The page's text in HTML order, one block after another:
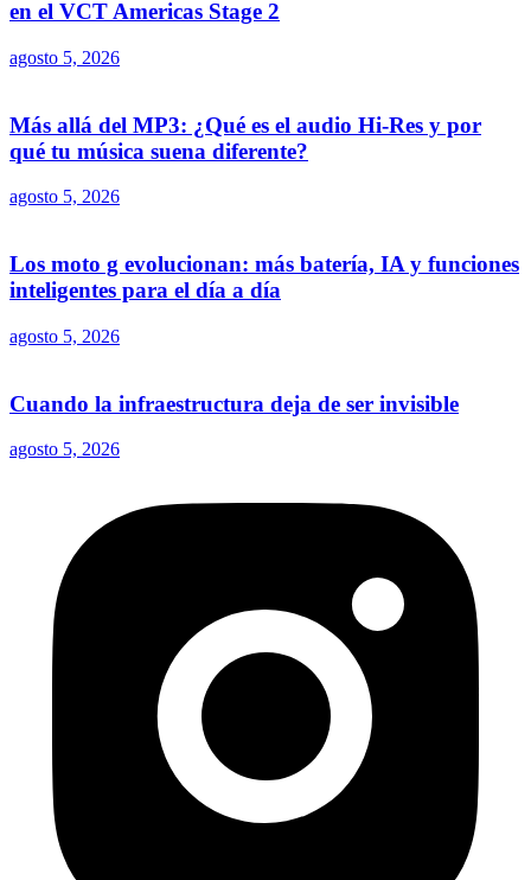
en el VCT Americas Stage 2
agosto 5, 2026
Más allá del MP3: ¿Qué es el audio Hi-Res y por
qué tu música suena diferente?
agosto 5, 2026
Los moto g evolucionan: más batería, IA y funciones
inteligentes para el día a día
agosto 5, 2026
Cuando la infraestructura deja de ser invisible
agosto 5, 2026